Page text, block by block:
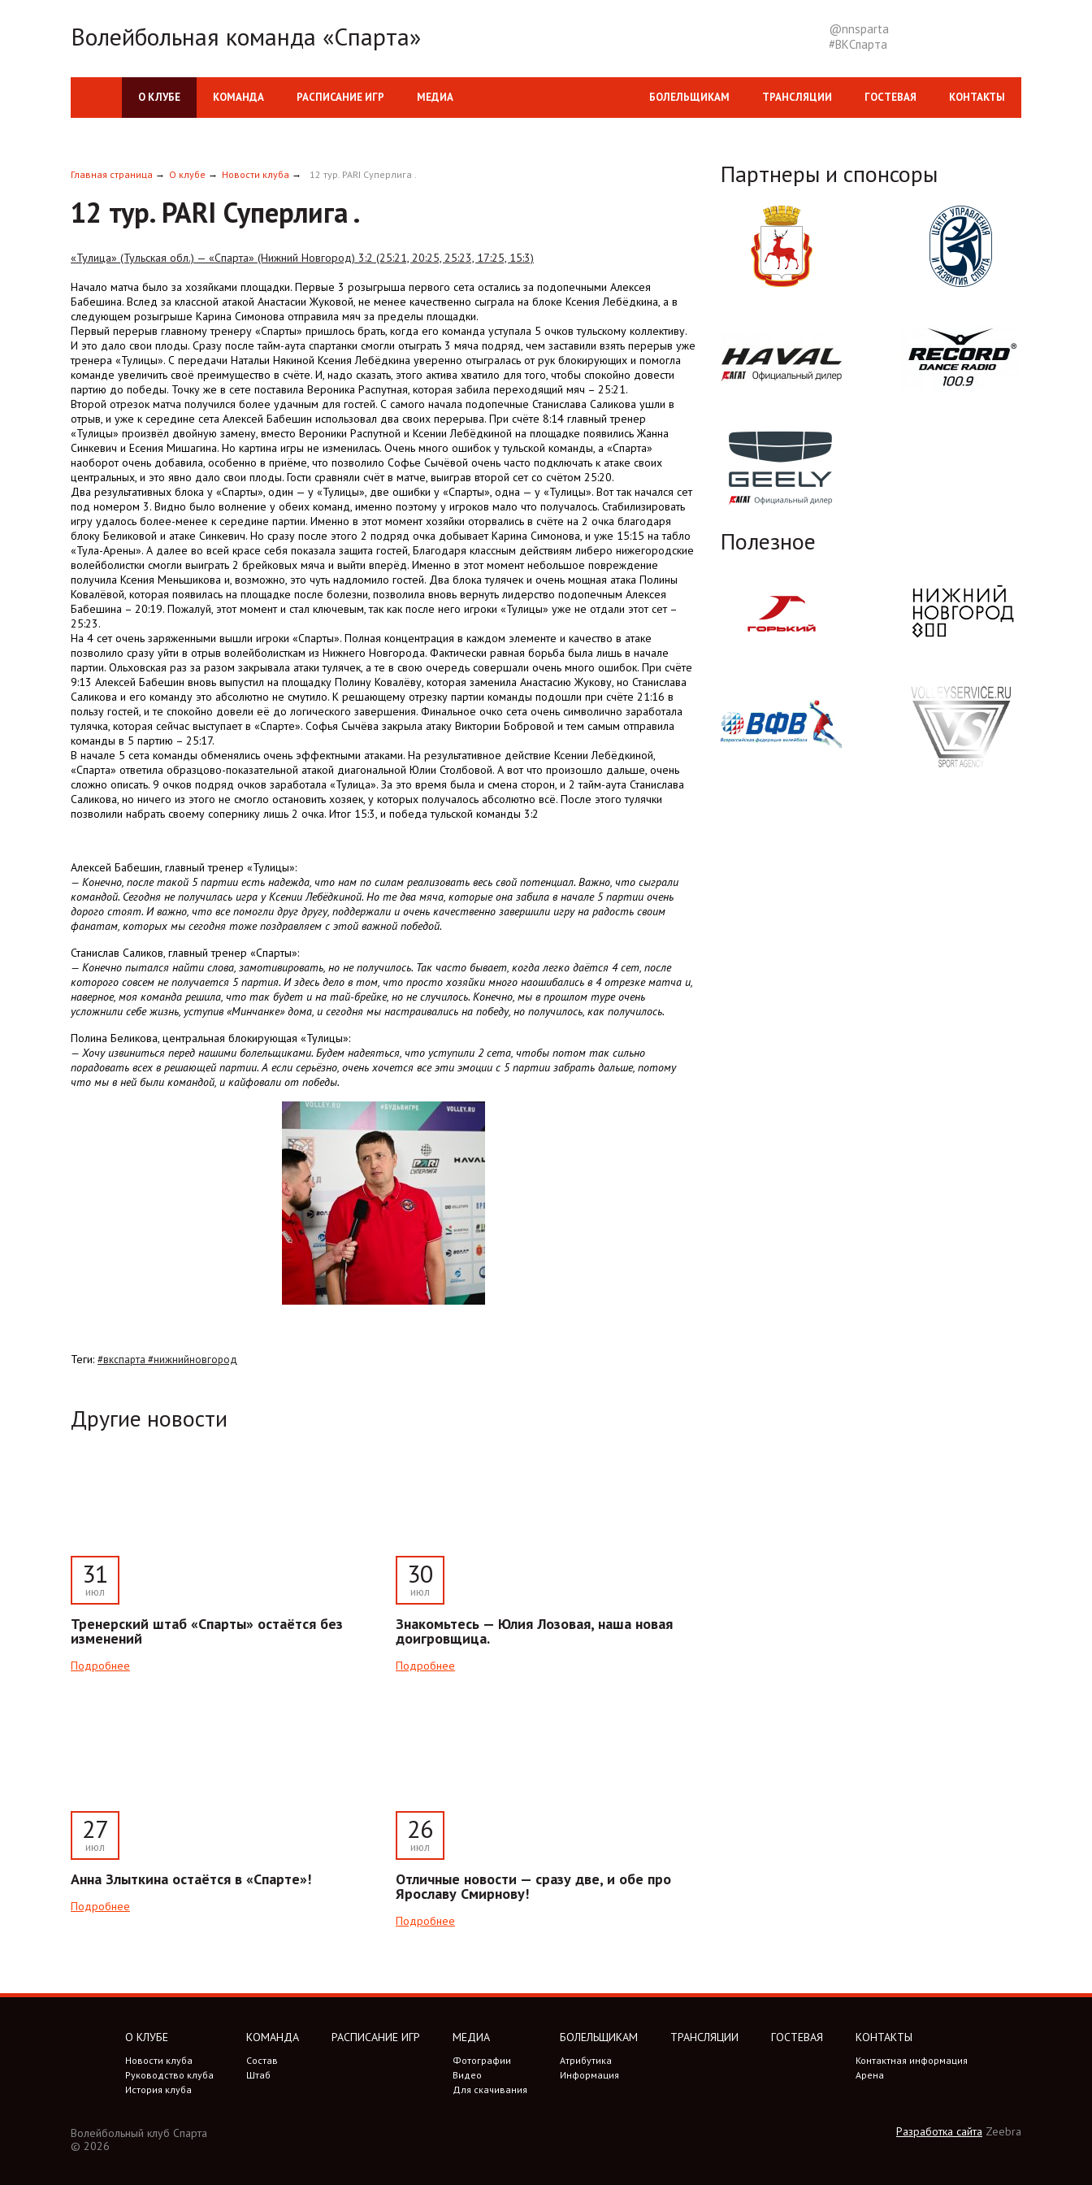
Волейбольная команда «Спарта»
@nnsparta
#ВКСпарта
О КЛУБЕ КОМАНДА РАСПИСАНИЕ ИГР МЕДИА КОНТАКТЫ
ГОСТЕВАЯ
ТРАНСЛЯЦИИ
БОЛЕЛЬЩИКАМ
Главная страница О клубе Новости клуба 12 тур. PARI Суперлига .
12 тур. PARI Суперлига .
«Тулица» (Тульская обл.) — «Спарта» (Нижний Новгород) 3:2 (25:21, 20:25, 25:23, 17:25, 15:3)
Начало матча было за хозяйками площадки. Первые 3 розыгрыша первого сета остались за подопечными Алексея
Бабешина. Вслед за классной атакой Анастасии Жуковой, не менее качественно сыграла на блоке Ксения Лебёдкина, а в
следующем розыгрыше Карина Симонова отправила мяч за пределы площадки.
Первый перерыв главному тренеру «Спарты» пришлось брать, когда его команда уступала 5 очков тульскому коллективу.
И это дало свои плоды. Сразу после тайм-аута спартанки смогли отыграть 3 мяча подряд, чем заставили взять перерыв уже
тренера «Тулицы». С передачи Натальи Някиной Ксения Лебёдкина уверенно отыгралась от рук блокирующих и помогла
команде увеличить своё преимущество в счёте. И, надо сказать, этого актива хватило для того, чтобы спокойно довести
партию до победы. Точку же в сете поставила Вероника Распутная, которая забила переходящий мяч – 25:21.
Второй отрезок матча получился более удачным для гостей. С самого начала подопечные Станислава Саликова ушли в
отрыв, и уже к середине сета Алексей Бабешин использовал два своих перерыва. При счёте 8:14 главный тренер
«Тулицы» произвёл двойную замену, вместо Вероники Распутной и Ксении Лебёдкиной на площадке появились Жанна
Синкевич и Есения Мишагина. Но картина игры не изменилась. Очень много ошибок у тульской команды, а «Спарта»
наоборот очень добавила, особенно в приёме, что позволило Софье Сычёвой очень часто подключать к атаке своих
центральных, и это явно дало свои плоды. Гости сравняли счёт в матче, выиграв второй сет со счётом 25:20.
Два результативных блока у «Спарты», один — у «Тулицы», две ошибки у «Спарты», одна — у «Тулицы». Вот так начался сет
под номером 3. Видно было волнение у обеих команд, именно поэтому у игроков мало что получалось. Стабилизировать
игру удалось более-менее к середине партии. Именно в этот момент хозяйки оторвались в счёте на 2 очка благодаря
блоку Беликовой и атаке Синкевич. Но сразу после этого 2 подряд очка добывает Карина Симонова, и уже 15:15 на табло
«Тула-Арены». А далее во всей красе себя показала защита гостей, Благодаря классным действиям либеро нижегородские
волейболистки смогли выиграть 2 брейковых мяча и выйти вперёд. Именно в этот момент небольшое повреждение
получила Ксения Меньшикова и, возможно, это чуть надломило гостей. Два блока тулячек и очень мощная атака Полины
Ковалёвой, которая появилась на площадке после болезни, позволила вновь вернуть лидерство подопечным Алексея
Бабешина – 20:19. Пожалуй, этот момент и стал ключевым, так как после него игроки «Тулицы» уже не отдали этот сет –
25:23.
На 4 сет очень заряженными вышли игроки «Спарты». Полная концентрация в каждом элементе и качество в атаке
позволило сразу уйти в отрыв волейболисткам из Нижнего Новгорода. Фактически равная борьба была лишь в начале
партии. Ольховская раз за разом закрывала атаки тулячек, а те в свою очередь совершали очень много ошибок. При счёте
9:13 Алексей Бабешин вновь выпустил на площадку Полину Ковалёву, которая заменила Анастасию Жукову, но Станислава
Саликова и его команду это абсолютно не смутило. К решающему отрезку партии команды подошли при счёте 21:16 в
пользу гостей, и те спокойно довели её до логического завершения. Финальное очко сета очень символично заработала
тулячка, которая сейчас выступает в «Спарте». Софья Сычёва закрыла атаку Виктории Бобровой и тем самым отправила
команды в 5 партию – 25:17.
В начале 5 сета команды обменялись очень эффектными атаками. На результативное действие Ксении Лебёдкиной,
«Спарта» ответила образцово-показательной атакой диагональной Юлии Столбовой. А вот что произошло дальше, очень
сложно описать. 9 очков подряд очков заработала «Тулица». За это время была и смена сторон, и 2 тайм-аута Станислава
Саликова, но ничего из этого не смогло остановить хозяек, у которых получалось абсолютно всё. После этого тулячки
позволили набрать своему сопернику лишь 2 очка. Итог 15:3, и победа тульской команды 3:2
Алексей Бабешин, главный тренер «Тулицы»:
— Конечно, после такой 5 партии есть надежда, что нам по силам реализовать весь свой потенциал. Важно, что сыграли
командой. Сегодня не получилась игра у Ксении Лебёдкиной. Но те два мяча, которые она забила в начале 5 партии очень
дорого стоят. И важно, что все помогли друг другу, поддержали и очень качественно завершили игру на радость своим
фанатам, которых мы сегодня тоже поздравляем с этой важной победой.
Станислав Саликов, главный тренер «Спарты»:
— Конечно пытался найти слова, замотивировать, но не получилось. Так часто бывает, когда легко даётся 4 сет, после
которого совсем не получается 5 партия. И здесь дело в том, что просто хозяйки много наошибались в 4 отрезке матча и,
наверное, моя команда решила, что так будет и на тай-брейке, но не случилось. Конечно, мы в прошлом туре очень
усложнили себе жизнь, уступив «Минчанке» дома, и сегодня мы настраивались на победу, но получилось, как получилось.
Полина Беликова, центральная блокирующая «Тулицы»:
— Хочу извиниться перед нашими болельщиками. Будем надеяться, что уступили 2 сета, чтобы потом так сильно
порадовать всех в решающей партии. А если серьёзно, очень хочется все эти эмоции с 5 партии забрать дальше, потому
что мы в ней были командой, и кайфовали от победы.
Теги: #вкспарта #нижнийновгород
Другие новости
31
июл
Тренерский штаб «Спарты» остаётся без
изменений
Подробнее
30
июл
Знакомьтесь — Юлия Лозовая, наша новая
доигровщица.
Подробнее
27
июл
Анна Злыткина остаётся в «Спарте»!
Подробнее
26
июл
Отличные новости — сразу две, и обе про
Ярославу Смирнову!
Подробнее
Партнеры и спонсоры
Полезное
О КЛУБЕ
Новости клуба
Руководство клуба
История клуба
КОМАНДА
Состав
Штаб
РАСПИСАНИЕ ИГР МЕДИА
Фотографии
Видео
Для скачивания
БОЛЕЛЬЩИКАМ
Атрибутика
Информация
ТРАНСЛЯЦИИ ГОСТЕВАЯ КОНТАКТЫ
Контактная информация
Арена
Волейбольный клуб Спарта
© 2026
Разработка сайта Zeebra